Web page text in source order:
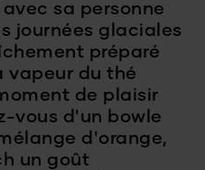
sa personne
journées glaciales
préparé
vapeur du thé
de plaisir
vous d'un bowle
d'orange,
un goût